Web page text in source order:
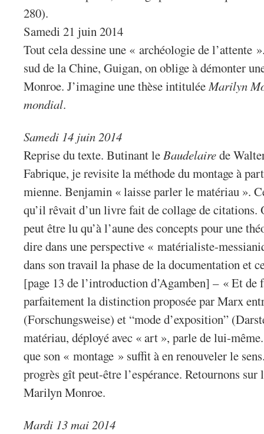
280).
Samedi 21 juin 2014
Tout cela dessine une « archéologie de l’attente
sud de la Chine, Guigan, on oblige à démonter
Monroe. J’imagine une thèse intituléeMarilyn
mondial.
Samedi 14 juin 2014
Reprise du texte. Butinant leBaudelairede
Fabrique, je revisite la méthode du montage à
mienne. Benjamin « laisse parler le matériau ».
qu’il rêvait d’un livre fait de collage de citations.
peut être lu qu’à l’aune des concepts pour une
dire dans une perspective « matérialiste-
dans son travail la phase de la documentation et
[page 13 de l’introduction d’Agamben] – « Et
parfaitement la distinction proposée par Marx
(Forschungsweise) et “mode d’exposition”
matériau, déployé avec « art », parle de lui-
que son « montage » suffit à en renouveler le
progrès gît peut-être l’espérance. Retournons sur
Marilyn Monroe.
Mardi 13 mai 2014